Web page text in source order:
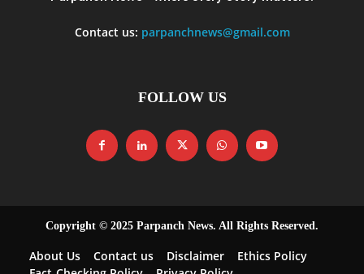
Contact us: parpanchnews@gmail.com
FOLLOW US
Copyright © 2025 Parpanch News. All Rights Reserved.
About Us Contact us Disclaimer
Ethics Policy